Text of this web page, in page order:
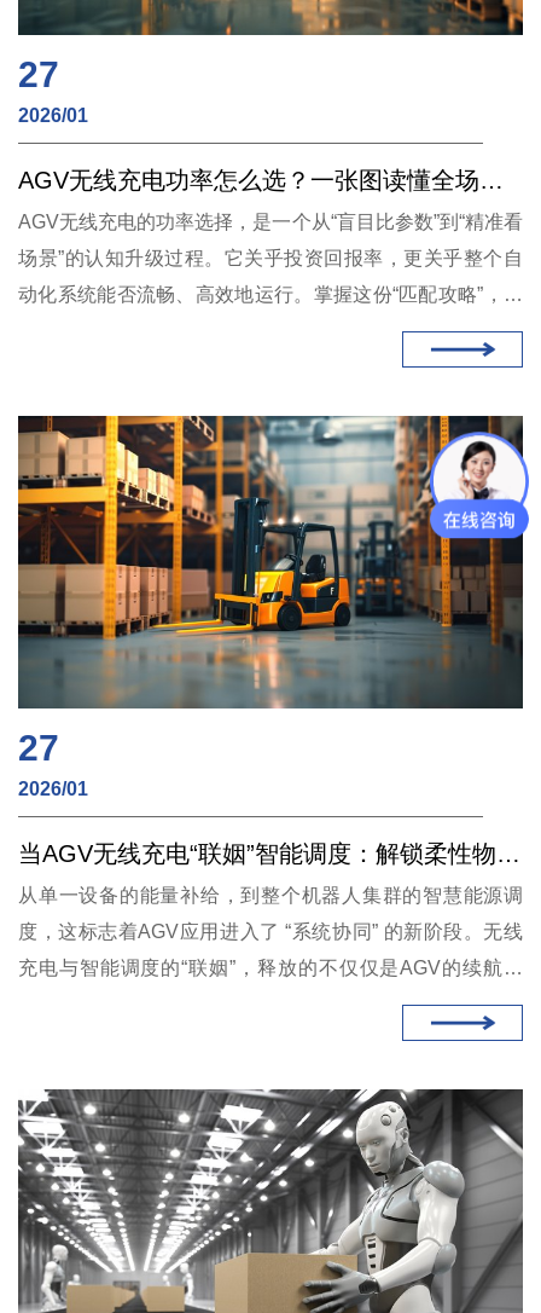
27
2026/01
AGV无线充电功率怎么选？一张图读懂全场景功率匹配攻略
AGV无线充电的功率选择，是一个从“盲目比参数”到“精准看
场景”的认知升级过程。它关乎投资回报率，更关乎整个自
动化系统能否流畅、高效地运行。掌握这份“匹配攻略”，意
味着您不仅能选对产品，更能让先进的无线充电技术，在您
27
2026/01
当AGV无线充电“联姻”智能调度：解锁柔性物流的终极能量管理范式
从单一设备的能量补给，到整个机器人集群的智慧能源调
度，这标志着AGV应用进入了 “系统协同” 的新阶段。无线
充电与智能调度的“联姻”，释放的不仅仅是AGV的续航焦
虑，更是整个柔性物流系统在响应速度、资源利用率和运营